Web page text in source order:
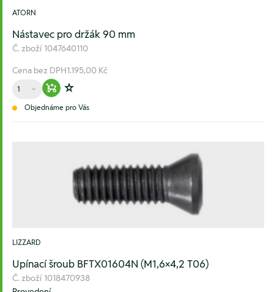
ATORN
Nástavec pro držák 90 mm
Č. zboží 1047640110
Cena bez DPH1.195,00 Kč
Množství
Warenkorb hinzufügen
Zur Wunschliste hinzufügen
Objednáme pro Vás
LIZZARD
Upínací šroub BFTX01604N (M1,6×4,2 T06)
Č. zboží 1018470938